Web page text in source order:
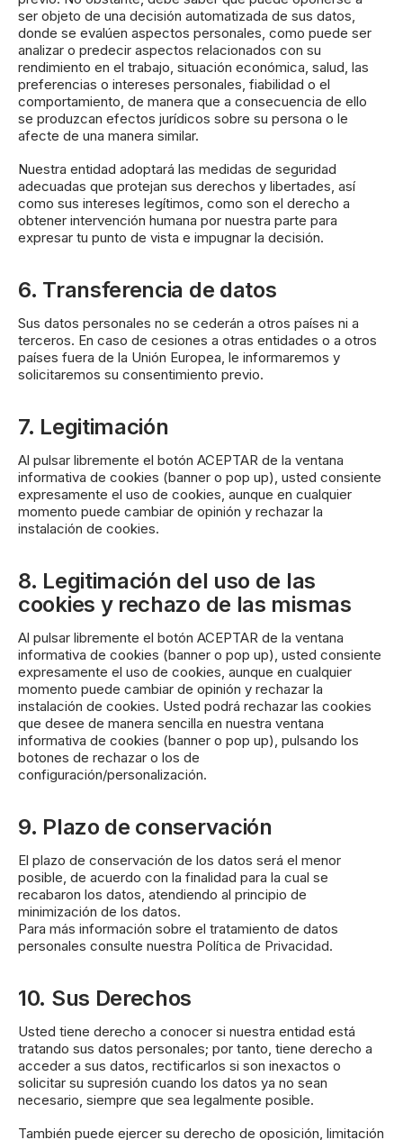
ser objeto de una decisión automatizada de sus datos,
donde se evalúen aspectos personales, como puede ser
analizar o predecir aspectos relacionados con su
rendimiento en el trabajo, situación económica, salud, las
preferencias o intereses personales, fiabilidad o el
comportamiento, de manera que a consecuencia de ello
se produzcan efectos jurídicos sobre su persona o le
afecte de una manera similar.
Nuestra entidad adoptará las medidas de seguridad
adecuadas que protejan sus derechos y libertades, así
como sus intereses legítimos, como son el derecho a
obtener intervención humana por nuestra parte para
expresar tu punto de vista e impugnar la decisión.
6. Transferencia de datos
Sus datos personales no se cederán a otros países ni a
terceros. En caso de cesiones a otras entidades o a otros
países fuera de la Unión Europea, le informaremos y
solicitaremos su consentimiento previo.
7. Legitimación
Al pulsar libremente el botón ACEPTAR de la ventana
informativa de cookies (banner o pop up), usted consiente
expresamente el uso de cookies, aunque en cualquier
momento puede cambiar de opinión y rechazar la
instalación de cookies.
8. Legitimación del uso de las
cookies y rechazo de las mismas
Al pulsar libremente el botón ACEPTAR de la ventana
informativa de cookies (banner o pop up), usted consiente
expresamente el uso de cookies, aunque en cualquier
momento puede cambiar de opinión y rechazar la
instalación de cookies. Usted podrá rechazar las cookies
que desee de manera sencilla en nuestra ventana
informativa de cookies (banner o pop up), pulsando los
botones de rechazar o los de
configuración/personalización.
9. Plazo de conservación
El plazo de conservación de los datos será el menor
posible, de acuerdo con la finalidad para la cual se
recabaron los datos, atendiendo al principio de
minimización de los datos.
Para más información sobre el tratamiento de datos
personales consulte nuestra Política de Privacidad.
10. Sus Derechos
Usted tiene derecho a conocer si nuestra entidad está
tratando sus datos personales; por tanto, tiene derecho a
acceder a sus datos, rectificarlos si son inexactos o
solicitar su supresión cuando los datos ya no sean
necesario, siempre que sea legalmente posible.
También puede ejercer su derecho de oposición, limitación